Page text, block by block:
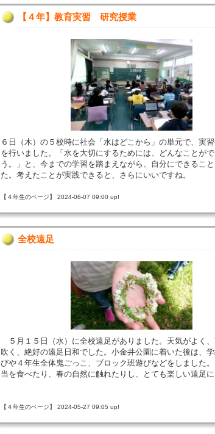
【４年】教育実習 研究授業
６日（木）の５校時に社会「水はどこから」の単元で、実
を行いました。「水を大切にするためには、どんなことが
う。」と、今までの学習を踏まえながら、自分にできるこ
た。考えたことが実践できると、さらにいいですね。
【４年生のページ】 2024-06-07 09:00 up!
全校遠足
５月１５日（水）に全校遠足がありました。天気がよく
吹く、絶好の遠足日和でした。小金井公園に着いた後は、
びや４年生全体鬼ごっこ、ブロック班遊びなどをしました
当を食べたり、春の自然に触れたりし、とても楽しい遠足に
【４年生のページ】 2024-05-27 09:05 up!